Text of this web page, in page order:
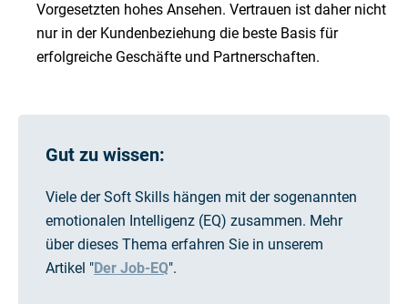
Vorgesetzten hohes Ansehen. Vertrauen ist daher nicht
nur in der Kundenbeziehung die beste Basis für
erfolgreiche Geschäfte und Partnerschaften.
Gut zu wissen:
Viele der Soft Skills hängen mit der sogenannten
emotionalen Intelligenz (EQ) zusammen. Mehr
über dieses Thema erfahren Sie in unserem
Artikel "Der Job-EQ".